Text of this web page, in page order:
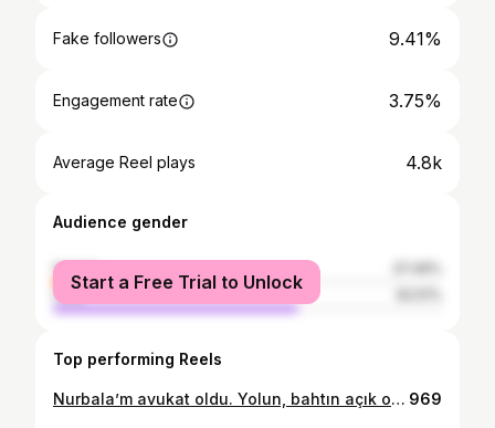
Fake followers 9.41%
Engagement rate 3.75%
Average Reel plays 4.8k
Audience gender
female
male
Start a Free Trial to Unlock
Top performing Reels
Nurbala’m avukat oldu. Yolun, bahtın açık olsun annem. 969